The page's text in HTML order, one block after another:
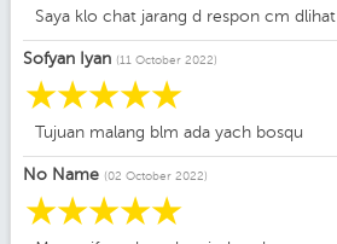
Saya klo chat jarang d respon cm dlihat
Sofyan Iyan (11 October 2022)
☆
☆
☆
☆
☆
Tujuan malang blm ada yach bosqu
No Name (02 October 2022)
☆
☆
☆
☆
☆